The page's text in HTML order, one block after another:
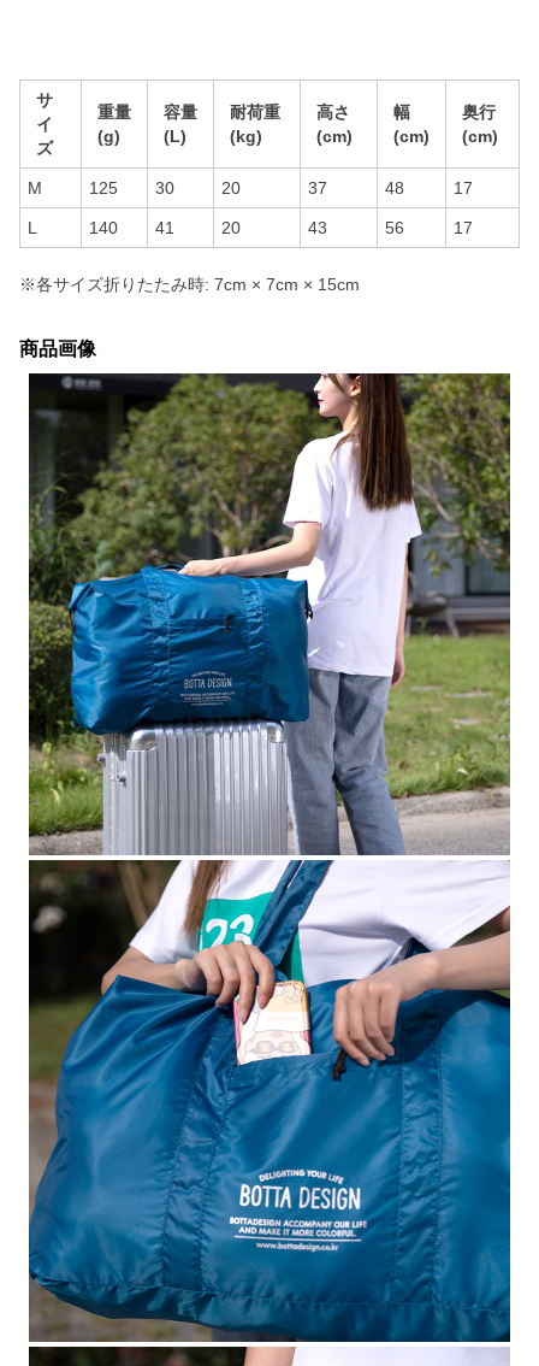
サ
イ
ズ
重量
(g)
容量
(L)
耐荷重
(kg)
高さ
(cm)
幅
(cm)
奥行
(cm)
M 125 30 20 37 48 17
L 140 41 20 43 56 17
※各サイズ折りたたみ時: 7cm × 7cm × 15cm
商品画像